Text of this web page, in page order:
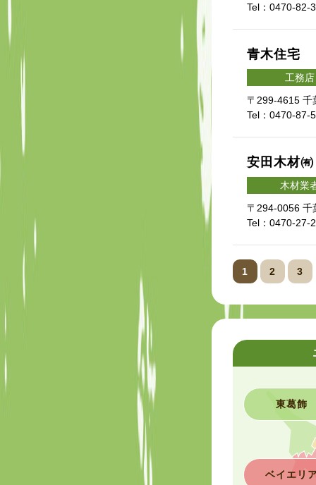
Tel：0470-
青木住宅
工務店
〒299-4615 千
Tel：0470-
安田木材㈲
木材業
〒294-0056 千
Tel：0470-
1 2 3
東葛飾
ベイエリ